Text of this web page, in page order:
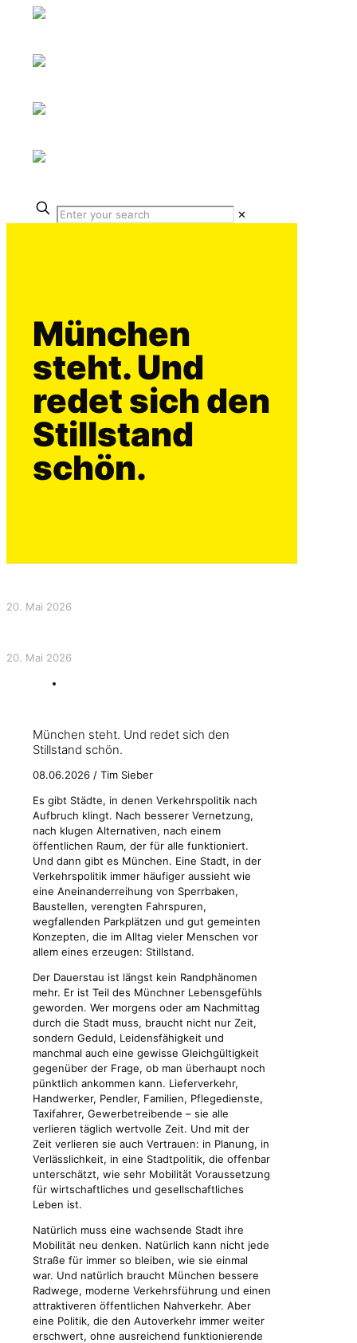
✕
München
steht. Und
redet sich den
Stillstand
schön.
20. Mai 2026
20. Mai 2026
München steht. Und redet sich den
Stillstand schön.
08.06.2026 / Tim Sieber
Es gibt Städte, in denen Verkehrspolitik nach
Aufbruch klingt. Nach besserer Vernetzung,
nach klugen Alternativen, nach einem
öffentlichen Raum, der für alle funktioniert.
Und dann gibt es München. Eine Stadt, in der
Verkehrspolitik immer häufiger aussieht wie
eine Aneinanderreihung von Sperrbaken,
Baustellen, verengten Fahrspuren,
wegfallenden Parkplätzen und gut gemeinten
Konzepten, die im Alltag vieler Menschen vor
allem eines erzeugen: Stillstand.
Der Dauerstau ist längst kein Randphänomen
mehr. Er ist Teil des Münchner Lebensgefühls
geworden. Wer morgens oder am Nachmittag
durch die Stadt muss, braucht nicht nur Zeit,
sondern Geduld, Leidensfähigkeit und
manchmal auch eine gewisse Gleichgültigkeit
gegenüber der Frage, ob man überhaupt noch
pünktlich ankommen kann. Lieferverkehr,
Handwerker, Pendler, Familien, Pflegedienste,
Taxifahrer, Gewerbetreibende – sie alle
verlieren täglich wertvolle Zeit. Und mit der
Zeit verlieren sie auch Vertrauen: in Planung, in
Verlässlichkeit, in eine Stadtpolitik, die offenbar
unterschätzt, wie sehr Mobilität Voraussetzung
für wirtschaftliches und gesellschaftliches
Leben ist.
Natürlich muss eine wachsende Stadt ihre
Mobilität neu denken. Natürlich kann nicht jede
Straße für immer so bleiben, wie sie einmal
war. Und natürlich braucht München bessere
Radwege, moderne Verkehrsführung und einen
attraktiveren öffentlichen Nahverkehr. Aber
eine Politik, die den Autoverkehr immer weiter
erschwert, ohne ausreichend funktionierende